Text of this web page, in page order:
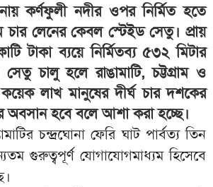
কর্ণফুলী নদীর ওপর নির্মিত হতে
চার লেনের কেবল স্টেইড সেতু। প্রায়
টাকা ব্যয়ে নির্মিতব্য ৫৩২ মিটার
চালু হলে রাঙামাটি, চট্টগ্রাম ও
লাখ মানুষের দীর্ঘ চার দশকের
অবসান হবে বলে আশা করা হচ্ছে।
চন্দ্রঘোনা ফেরি ঘাট পার্বত্য তিন
গুরুত্বপূর্ণ যোগাযোগমাধ্যম হিসেবে